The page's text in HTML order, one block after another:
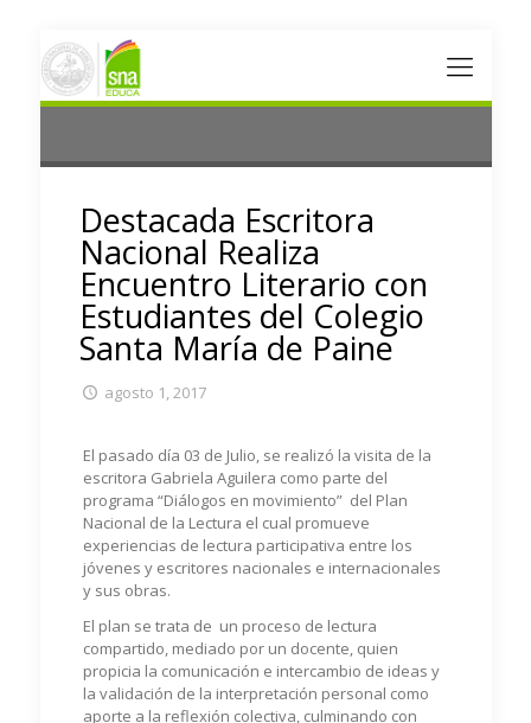
Destacada Escritora
Nacional Realiza
Encuentro Literario con
Estudiantes del Colegio
Santa María de Paine
agosto 1, 2017
El pasado día 03 de Julio, se realizó la visita de la
escritora Gabriela Aguilera como parte del
programa “Diálogos en movimiento” del Plan
Nacional de la Lectura el cual promueve
experiencias de lectura participativa entre los
jóvenes y escritores nacionales e internacionales
y sus obras.
El plan se trata de un proceso de lectura
compartido, mediado por un docente, quien
propicia la comunicación e intercambio de ideas y
la validación de la interpretación personal como
aporte a la reflexión colectiva, culminando con